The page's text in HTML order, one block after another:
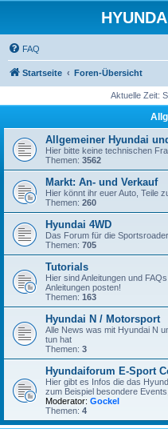
FAQ
Startseite Foren-Übersicht
Aktuelle Zeit:
Allgemeiner Hyundai
Hier bitte keine technischen
Themen: 3562
Markt: An- und Verkauf
Hier könnt ihr euer Auto, Teile
Themen: 260
Hyundai 4WD
Das Forum für die
Themen: 705
Tutorials
Hier sind Anleitungen und
Anleitungen posten!
Themen: 163
Hyundai N / Motorsport
Alle News was mit Hyundai N
tun hat
Themen: 3
Hyundaiforum E-Sport
Hier gibt es Infos die das
zum Beispiel besondere
Moderator: Gockel
Themen: 4